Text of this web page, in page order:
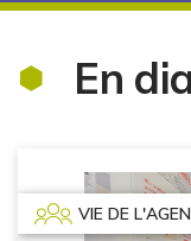
En
VIE DE